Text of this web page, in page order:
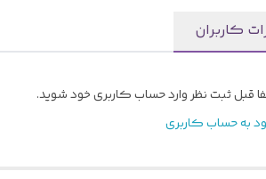
کاربران
قبل ثبت نظر وارد حساب کاربری خود شوید.
به حساب کاربری